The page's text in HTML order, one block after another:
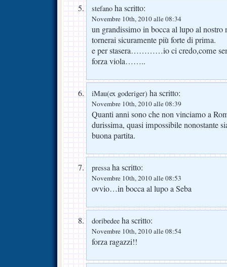
stefano ha scritto:
Novembre 10th, 2010 alle 08:34
un grandissimo in bocca al lupo al nostro
tornerai sicuramente più forte di prima.
e per stasera…………io ci credo,come
forza viola……..
iMau(ex goderiger) ha scritto:
Novembre 10th, 2010 alle 08:39
Quanti anni sono che non vinciamo a
durissima, quasi impossibile nonostante
buona partita.
pressaha scritto:
Novembre 10th, 2010 alle 08:53
ovvio…in bocca al lupo a Seba
doribedee ha scritto:
Novembre 10th, 2010 alle 08:54
forza ragazzi!!